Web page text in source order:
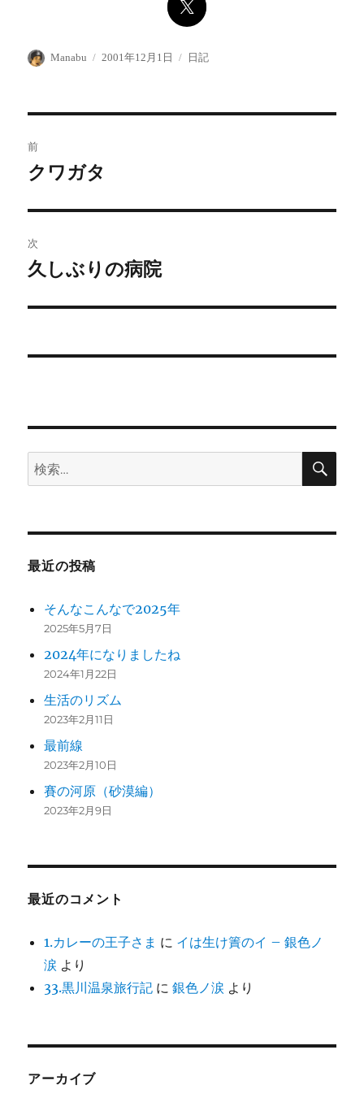
投
Manabu
投
2001年12月1日
カ
日記
稿
ビ
ゲ
ー
前
前
投
稿:
クワガタ
次
次
投
久しぶりの病院
検
索:
検
最近の投稿
そんなこんなで2025年
2025年5月7日
2024年になりましたね
2024年1月22日
生活のリズム
2023年2月11日
最前線
2023年2月10日
賽の河原（砂漠編）
2023年2月9日
最近のコメント
1.カレーの王子さま に イは生け簀のイ – 銀色ノ
涙 より
33.黒川温泉旅行記 に銀色ノ涙 より
アーカイブ